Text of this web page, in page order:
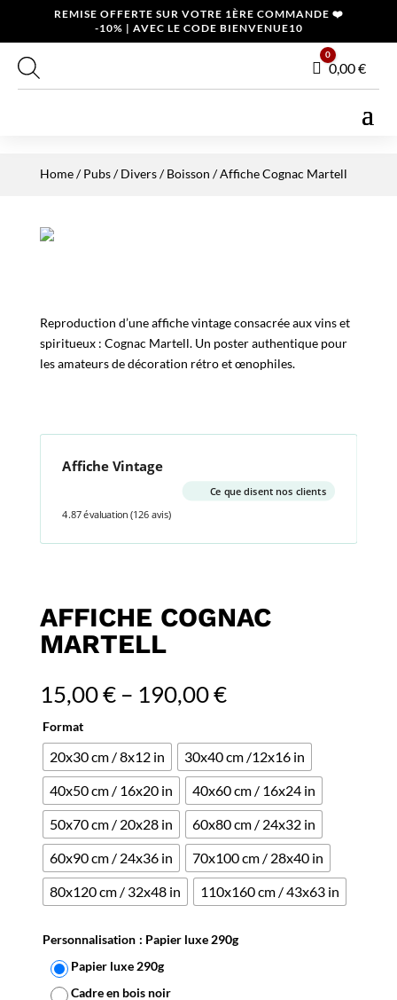
REMISE OFFERTE SUR VOTRE 1ÈRE COMMANDE ❤️
-10% | AVEC LE CODE BIENVENUE10
Panier
0
0,00€
Home/Pubs / Divers/Boisson / Affiche Cognac Martell
Reproduction d’une affiche vintage consacrée aux vins et
spiritueux : Cognac Martell. Un poster authentique pour
les amateurs de décoration rétro et œnophiles.
Affiche Vintage
Ce que disent nos clients
4.87 évaluation (126 avis)
AFFICHE COGNAC
MARTELL
15,00€– 190,00€
Format
20x30 cm / 8x12 in
30x40 cm /12x16 in
40x50 cm / 16x20 in
40x60 cm / 16x24 in
50x70 cm / 20x28 in
60x80 cm / 24x32 in
60x90 cm / 24x36 in
70x100 cm / 28x40 in
80x120 cm / 32x48 in
110x160 cm / 43x63 in
Personnalisation : Papier luxe 290g
Papier luxe 290g
Cadre en bois noir